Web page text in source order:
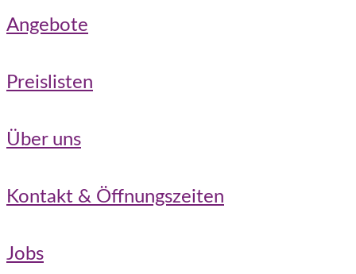
Angebote
Preislisten
Über uns
Kontakt & Öffnungszeiten
Jobs